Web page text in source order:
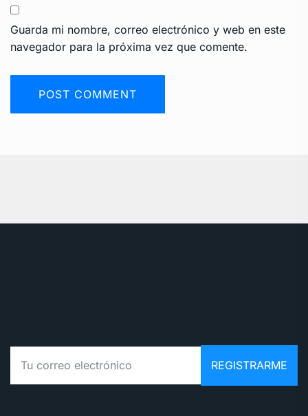
Guarda mi nombre, correo electrónico y web en este
navegador para la próxima vez que comente.